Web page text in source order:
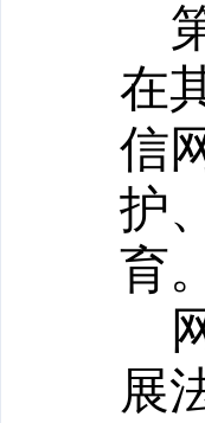
在
信
护
育。
展